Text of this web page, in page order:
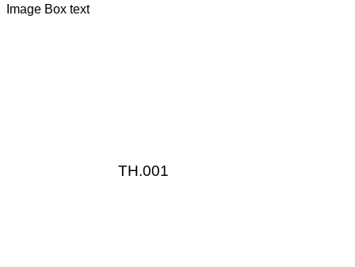
Image Box text
TH.001